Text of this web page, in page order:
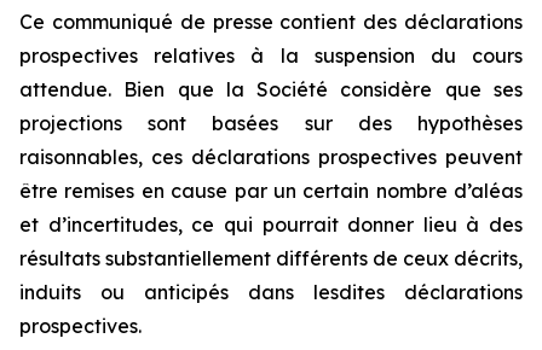
Ce communiqué de presse contient des déclarations
prospectives relatives à la suspension du cours
attendue. Bien que la Société considère que ses
projections sont basées sur des hypothèses
raisonnables, ces déclarations prospectives peuvent
être remises en cause par un certain nombre d’aléas
et d’incertitudes, ce qui pourrait donner lieu à des
résultats substantiellement différents de ceux décrits,
induits ou anticipés dans lesdites déclarations
prospectives.